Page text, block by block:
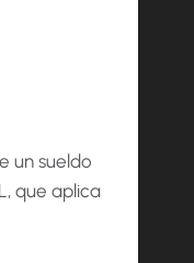
un sueldo
que aplica